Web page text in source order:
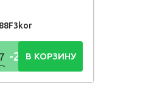
-21 474
В КОРЗИНУ